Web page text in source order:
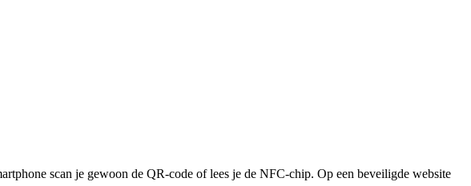
scan je gewoon de QR-code of lees je de NFC-chip. Op een beveiligde website